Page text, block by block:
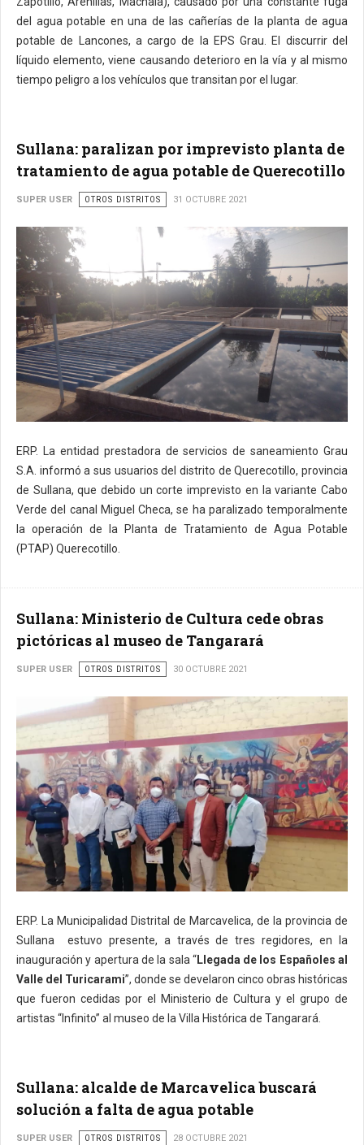
del agua potable en una de las cañerías de la planta de agua
potable de Lancones, a cargo de la EPS Grau. El discurrir del
líquido elemento, viene causando deterioro en la vía y al mismo
tiempo peligro a los vehículos que transitan por el lugar.
Sullana: paralizan por imprevisto planta de
tratamiento de agua potable de Querecotillo
SUPER USER OTROS DISTRITOS 31 OCTUBRE 2021
ERP. La entidad prestadora de servicios de saneamiento Grau
S.A. informó a sus usuarios del distrito de Querecotillo, provincia
de Sullana, que debido un corte imprevisto en la variante Cabo
Verde del canal Miguel Checa, se ha paralizado temporalmente
la operación de la Planta de Tratamiento de Agua Potable
(PTAP) Querecotillo.
Sullana: Ministerio de Cultura cede obras
pictóricas al museo de Tangarará
SUPER USER OTROS DISTRITOS 30 OCTUBRE 2021
ERP. La Municipalidad Distrital de Marcavelica, de la provincia de
Sullana estuvo presente, a través de tres regidores, en la
inauguración y apertura de la sala “Llegada de los Españoles al
Valle del Turicarami”, donde se develaron cinco obras históricas
que fueron cedidas por el Ministerio de Cultura y el grupo de
artistas “Infinito” al museo de la Villa Histórica de Tangarará.
Sullana: alcalde de Marcavelica buscará
solución a falta de agua potable
SUPER USER OTROS DISTRITOS 28 OCTUBRE 2021